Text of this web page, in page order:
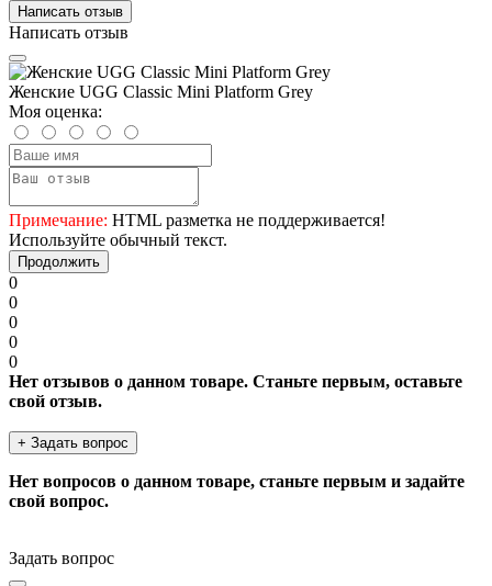
Написать отзыв
Написать отзыв
Женские UGG Classic Mini Platform Grey
Моя оценка:
Примечание: HTML разметка не поддерживается!
Используйте обычный текст.
Продолжить
0
0
0
0
0
Нет отзывов о данном товаре. Станьте первым, оставьте
свой отзыв.
+ Задать вопрос
Нет вопросов о данном товаре, станьте первым и задайте
свой вопрос.
Задать вопрос